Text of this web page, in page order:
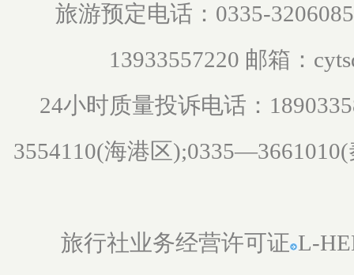
旅游预定电话：0335-
13933557220 邮箱：
24小时质量投诉电话：
3554110(海港区
旅行社业务经营许可证 L-